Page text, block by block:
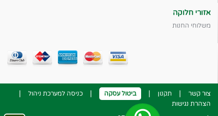
אזורי חלוקה
משלוחי החנות
צור קשר | תקנון | ביטול עסקה | כניסה למערכת ניהול |
הצהרת נגישות